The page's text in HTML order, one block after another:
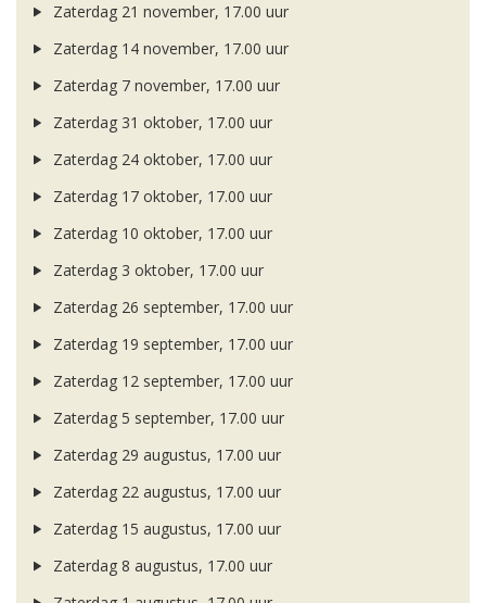
Zaterdag 21 november, 17.00 uur
Zaterdag 14 november, 17.00 uur
Zaterdag 7 november, 17.00 uur
Zaterdag 31 oktober, 17.00 uur
Zaterdag 24 oktober, 17.00 uur
Zaterdag 17 oktober, 17.00 uur
Zaterdag 10 oktober, 17.00 uur
Zaterdag 3 oktober, 17.00 uur
Zaterdag 26 september, 17.00 uur
Zaterdag 19 september, 17.00 uur
Zaterdag 12 september, 17.00 uur
Zaterdag 5 september, 17.00 uur
Zaterdag 29 augustus, 17.00 uur
Zaterdag 22 augustus, 17.00 uur
Zaterdag 15 augustus, 17.00 uur
Zaterdag 8 augustus, 17.00 uur